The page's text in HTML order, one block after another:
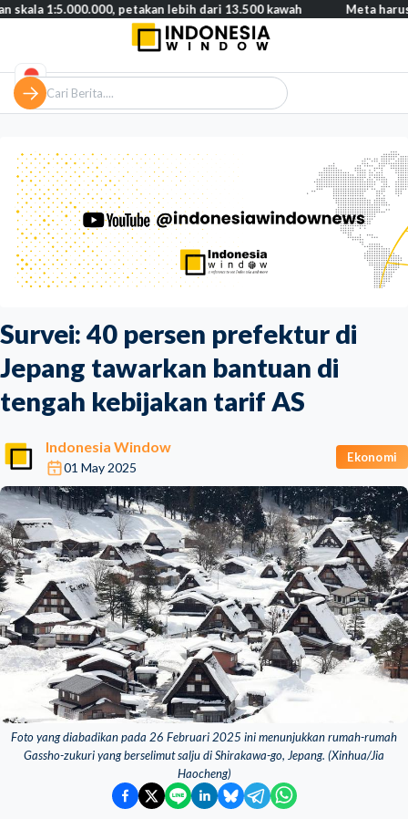
Survei: 40 persen prefektur di
Jepang tawarkan bantuan di
tengah kebijakan tarif AS
Indonesia Window
01 May 2025
Ekonomi
Foto yang diabadikan pada 26 Februari 2025 ini menunjukkan rumah-rumah
Gassho-zukuri yang berselimut salju di Shirakawa-go, Jepang. (Xinhua/Jia
Haocheng)
petakan lebih dari 13.500 kawah Meta harus bayar